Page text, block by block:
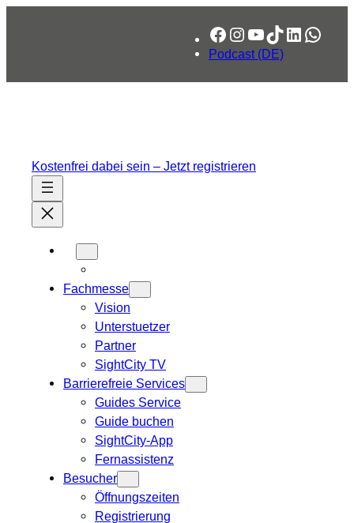
Facebook
Instagram
YouTube
TikTok
LinkedIn
Podcast (DE)
Kostenfrei dabei sein – Jetzt registrieren
Fachmesse
Vision
Unterstuetzer
Partner
SightCity TV
Barrierefreie Services
Guides Service
Guide buchen
SightCity-App
Fernassistenz
Besucher
Öffnungszeiten
Registrierung